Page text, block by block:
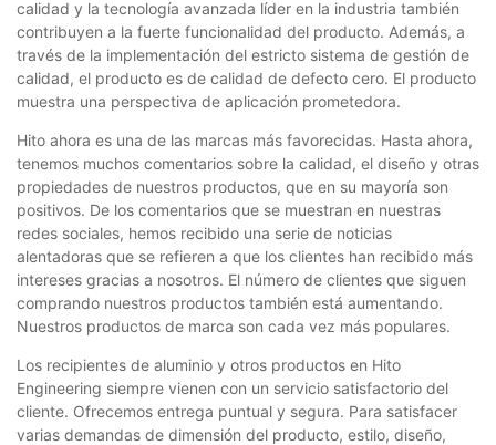
calidad y la tecnología avanzada líder en la industria también
contribuyen a la fuerte funcionalidad del producto. Además, a
través de la implementación del estricto sistema de gestión de
calidad, el producto es de calidad de defecto cero. El producto
muestra una perspectiva de aplicación prometedora.
Hito ahora es una de las marcas más favorecidas. Hasta ahora,
tenemos muchos comentarios sobre la calidad, el diseño y otras
propiedades de nuestros productos, que en su mayoría son
positivos. De los comentarios que se muestran en nuestras
redes sociales, hemos recibido una serie de noticias
alentadoras que se refieren a que los clientes han recibido más
intereses gracias a nosotros. El número de clientes que siguen
comprando nuestros productos también está aumentando.
Nuestros productos de marca son cada vez más populares.
Los recipientes de aluminio y otros productos en Hito
Engineering siempre vienen con un servicio satisfactorio del
cliente. Ofrecemos entrega puntual y segura. Para satisfacer
varias demandas de dimensión del producto, estilo, diseño,